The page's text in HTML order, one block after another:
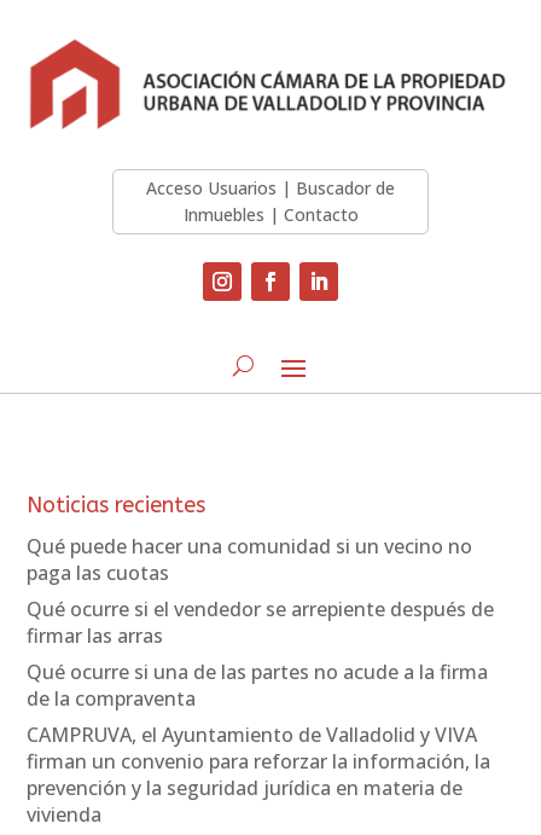
Acceso Usuarios | Buscador de
Inmuebles | Contacto
Noticias recientes
Qué puede hacer una comunidad si un vecino no
paga las cuotas
Qué ocurre si el vendedor se arrepiente después de
firmar las arras
Qué ocurre si una de las partes no acude a la firma
de la compraventa
CAMPRUVA, el Ayuntamiento de Valladolid y VIVA
firman un convenio para reforzar la información, la
prevención y la seguridad jurídica en materia de
vivienda